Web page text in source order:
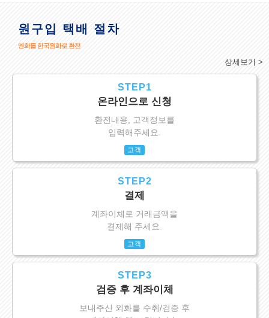
원구입 택배 절차
엔화를 한국원화로 환전
상세보기 >
STEP1
온라인으로 신청
환전내용, 고객정보를
입력해주세요.
고객
STEP2
결제
계좌이체로 거래금액을
결제해 주세요.
고객
STEP3
검증 후 계좌이체
보내주신 외화를 수취/검증 후